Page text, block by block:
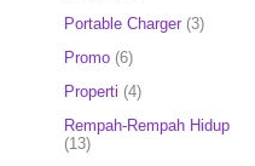
Portable Charger (3)
Promo (6)
Properti (4)
Rempah-Rempah Hidup
(13)